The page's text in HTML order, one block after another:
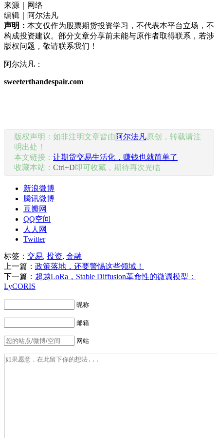
来源｜网络
编辑｜阿尔法凡
声明： 本文仅作为股票期货投资学习，不代表本平台立场，不
构成投资建议。部分文章分享前未能与原作者取得联系，若涉
版权问题，敬请联系我们！
阿尔法凡：
sweeterthandespair.com
版权声明：如非注明文章皆由阿尔法凡原创，转载请注
明出处！
本文链接： 让期货交易生活化，赚钱也就简单了
收藏本站： Ctrl+D即可收藏，期待再次光临
新浪微博
腾讯微博
豆瓣网
QQ空间
人人网
Twitter
标签： 交易, 投资, 金融
上一篇： 政策落地，还要警惕这些领域！
下一篇： 超越LoRa，Stable Diffusion革命性的微调模型：
LyCORIS
昵称
邮箱
网站